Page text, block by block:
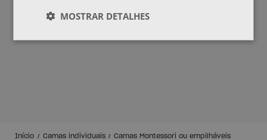
Início Camas individuais Camas Montessori ou empilháveis
MOSTRAR DETALHES